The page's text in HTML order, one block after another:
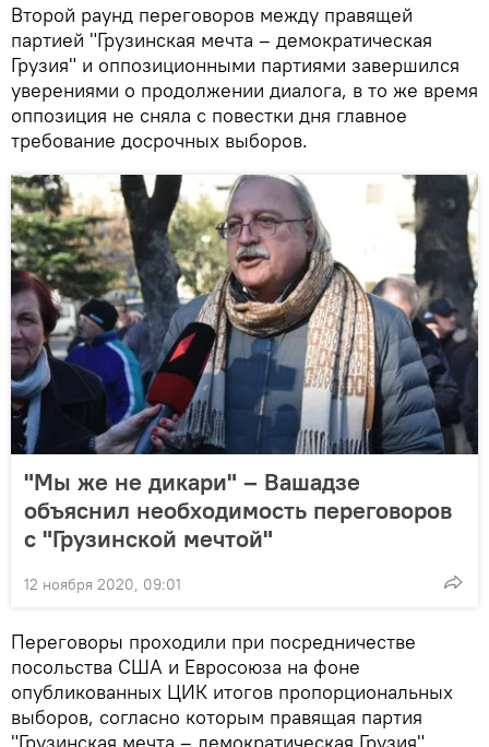
Второй раунд переговоров между правящей
партией "Грузинская мечта – демократическая
Грузия" и оппозиционными партиями завершился
уверениями о продолжении диалога, в то же время
оппозиция не сняла с повестки дня главное
требование досрочных выборов.
"Мы же не дикари" – Вашадзе
объяснил необходимость переговоров
с "Грузинской мечтой"
12 ноября 2020, 09:01
Переговоры проходили при посредничестве
посольства США и Евросоюза на фоне
опубликованных ЦИК итогов пропорциональных
выборов, согласно которым правящая партия
"Грузинская мечта – демократическая Грузия",